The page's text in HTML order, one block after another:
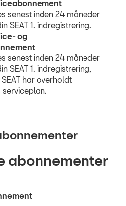
senest inden 24 måneder
SEAT 1. indregistrering.
og
senest inden 24 måneder
SEAT 1. indregistrering,
har overholdt
serviceplan.
abonnementer